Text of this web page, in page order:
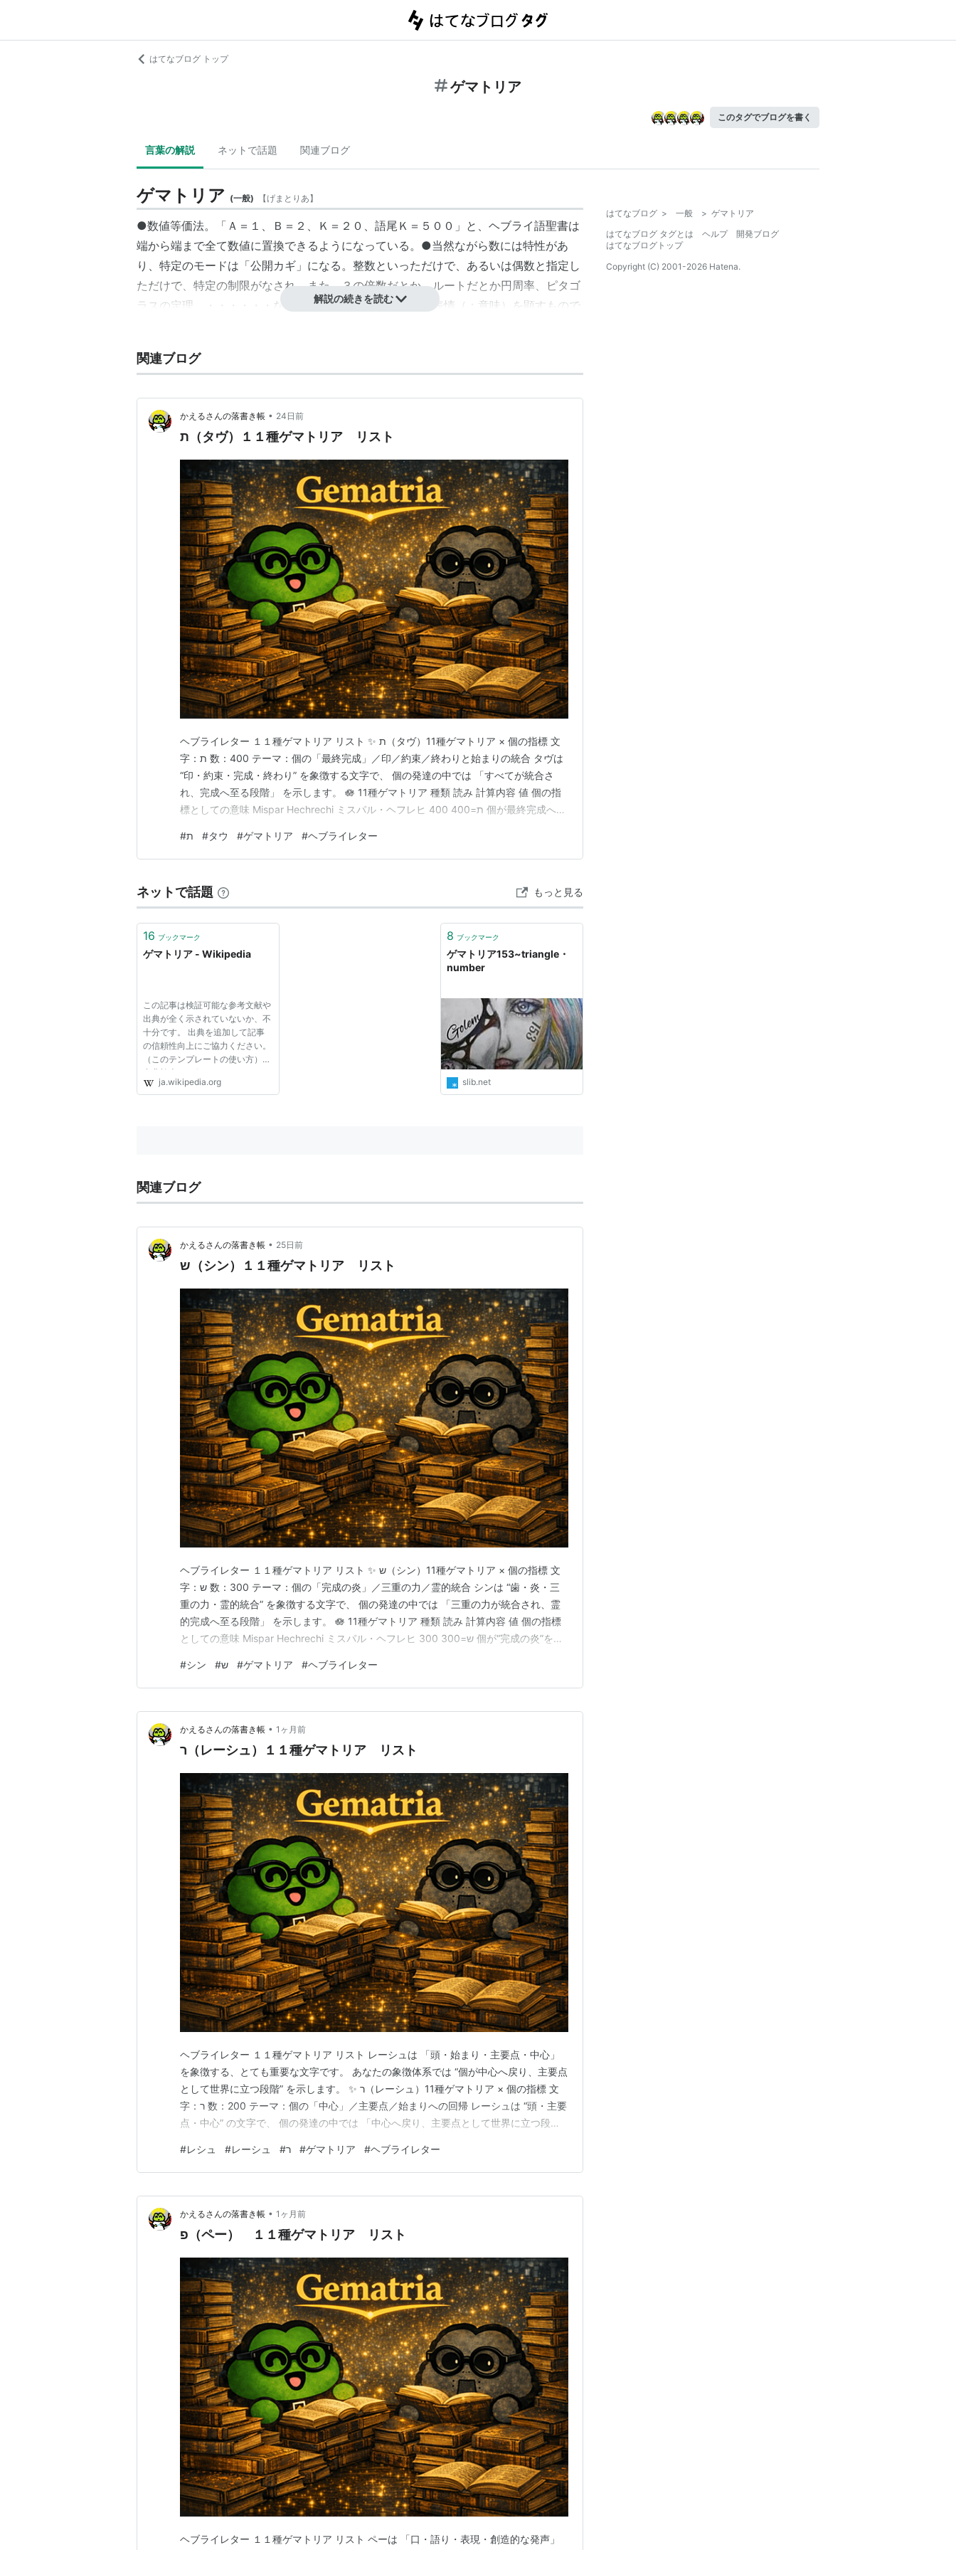
はてなブログ トップ
ゲマトリア
このタグでブログを書く
言葉の解説 ネットで話題 関連ブログ
ゲマトリア (一般) 【げまとりあ】
●数値等価法。「Ａ＝１、Ｂ＝２、Ｋ＝２０、語尾Ｋ＝５００」と、ヘブライ語聖書は
端から端まで全て数値に置換できるようになっている。●当然ながら数には特性があ
り、特定のモードは「公開カギ」になる。整数といっただけで、あるいは偶数と指定し
ただけで、特定の制限がなされ、また、３の倍数だとか、ルートだとか円周率、ピタゴ
ラスの定理、・・・・・・などなどなどによって、無数の表情（：意味）を顕すもので
いく「テムラー」なども、この技術の延長として生れた。
解説の続きを読む
関連ブログ
かえるさんの落書き帳 • 24日前
ת（タヴ）１１種ゲマトリア リスト
ヘブライレター １１種ゲマトリア リスト ✨ ת（タヴ）11種ゲマトリア × 個の指標 文
字：ת 数：400 テーマ：個の「最終完成」／印／約束／終わりと始まりの統合 タヴは
“印・約束・完成・終わり” を象徴する文字で、 個の発達の中では 「すべてが統合さ
れ、完成へ至る段階」 を示します。 🪷 11種ゲマトリア 種類 読み 計算内容 値 個の指
標としての意味 Mispar Hechrechi ミスパル・ヘフレヒ ת=400 400 個が最終完成へ到
400 個の「完成の核」 Mispar Katan…
#ת #タウ #ゲマトリア #ヘブライレター
ネットで話題 もっと見る
16 ブックマーク
ゲマトリア - Wikipedia
この記事は検証可能な参考文献や
出典が全く示されていないか、不
十分です。 出典を追加して記事
の信頼性向上にご協力ください。
（このテンプレートの使い方）
出典検索?: "ゲマトリア" – ニュー
ス · 書籍 · スカラー · CiNii · J-
ja.wikipedia.org
8 ブックマーク
ゲマトリア153~triangle・
number
slib.net
関連ブログ
かえるさんの落書き帳 • 25日前
ש（シン）１１種ゲマトリア リスト
ヘブライレター １１種ゲマトリア リスト ✨ ש（シン）11種ゲマトリア × 個の指標 文
字：ש 数：300 テーマ：個の「完成の炎」／三重の力／霊的統合 シンは “歯・炎・三
重の力・霊的統合” を象徴する文字で、 個の発達の中では 「三重の力が統合され、霊
的完成へ至る段階」 を示します。 🪷 11種ゲマトリア 種類 読み 計算内容 値 個の指標
としての意味 Mispar Hechrechi ミスパル・ヘフレヒ ש=300 300 個が“完成の炎”を宿
の「霊的統合の核」 Mispar Kata…
#シン #ש #ゲマトリア #ヘブライレター
かえるさんの落書き帳 • 1ヶ月前
ר（レーシュ）１１種ゲマトリア リスト
ヘブライレター １１種ゲマトリア リスト レーシュは 「頭・始まり・主要点・中心」
を象徴する、とても重要な文字です。 あなたの象徴体系では “個が中心へ戻り、主要点
として世界に立つ段階” を示します。 ✨ ר（レーシュ）11種ゲマトリア × 個の指標 文
字：ר 数：200 テーマ：個の「中心」／主要点／始まりへの回帰 レーシュは “頭・主要
点・中心” の文字で、 個の発達の中では 「中心へ戻り、主要点として世界に立つ段
Mispar Hechrechi ミスパル・ヘフレヒ ר=200 200 個が中心へ戻…
#レシュ #レーシュ #ר #ゲマトリア #ヘブライレター
かえるさんの落書き帳 • 1ヶ月前
פ（ペー） １１種ゲマトリア リスト
ヘブライレター １１種ゲマトリア リスト ペーは 「口・語り・表現・創造的な発声」
はてなブログ > 一般 > ゲマトリア
はてなブログ タグとは
ヘルプ
開発ブログ
はてなブログトップ
Copyright (C) 2001-2026 Hatena.